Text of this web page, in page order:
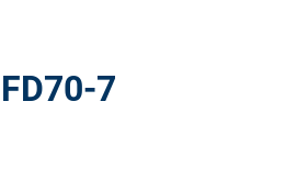
7